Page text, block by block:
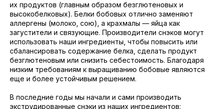
их продуктов (главным образом безглютеновых и
высокобелковых). Белки бобовых отлично заменяют
аллергены (молоко, сою), а крахмалы — яйца как
загустители и связующие. Производители снэков могут
использовать наши ингредиенты, чтобы повысить или
сбалансировать содержание белка, сделать продукт
безглютеновым или снизить себестоимость. Благодаря
низким требованиям к выращиванию бобовые являются
еще и более устойчивым решением.
В последние годы мы начали и сами производить
экструдированные снэки из наших ингредиентов: